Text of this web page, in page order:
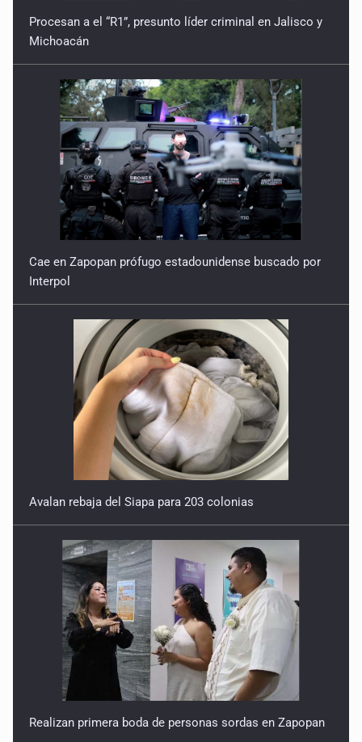
Procesan a el “R1”, presunto líder criminal en Jalisco y
Michoacán
Cae en Zapopan prófugo estadounidense buscado por
Interpol
Avalan rebaja del Siapa para 203 colonias
Realizan primera boda de personas sordas en Zapopan